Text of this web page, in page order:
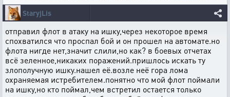
StaryjLis
отправил флот в атаку на ишку,через некоторое время
спохватился что проспал бой и он прошел на автомате.но
флота нигде нет,значит слили,но как? в боевых отчетах
всё зеленное,никаких поражений.пришлось искать ту
злополучную ишку.нашел её.возле неё гора лома
охраняемая истребителем.понятно что мой флот поймали
на ишку,но кто поймал,чем встретил остается только